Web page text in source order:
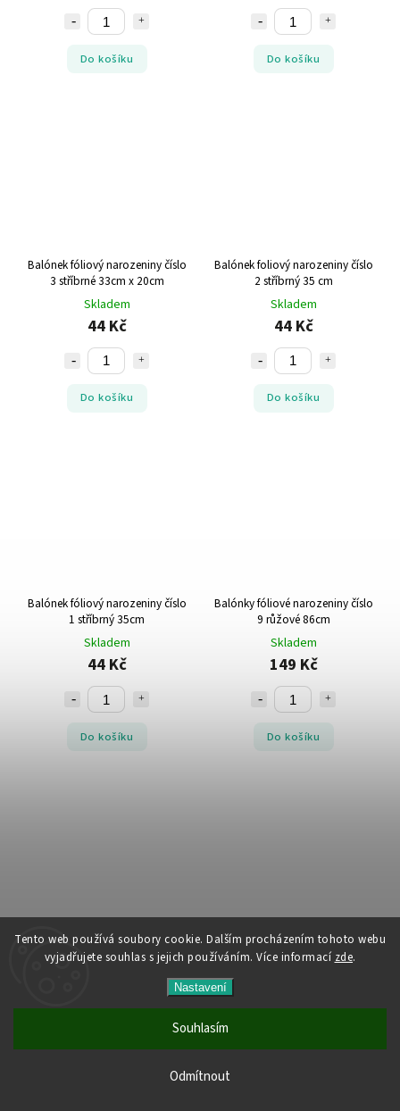
Tento web používá soubory cookie. Dalším procházením tohoto webu
vyjadřujete souhlas s jejich používáním. Více informací zde.
Nastavení
Odmítnout
Souhlasím
Všechny produkty jsou skladem. Vyřízené objednávky
Do košíku Do košíku
Balónek fóliový narozeniny číslo
3 stříbrné 33cm x 20cm
Skladem
44 Kč
Do košíku
Balónek foliový narozeniny číslo
2 stříbrný 35 cm
Skladem
44 Kč
Do košíku
Balónek fóliový narozeniny číslo
1 stříbrný 35cm
Skladem
44 Kč
Do košíku
Balónky fóliové narozeniny číslo
9 růžové 86cm
Skladem
149 Kč
Do košíku
Balónek fóliový narozeniny číslo
9 modré 86cm
149 Kč
Balónky fóliové narozeniny číslo
8 růžové 86cm
149 Kč